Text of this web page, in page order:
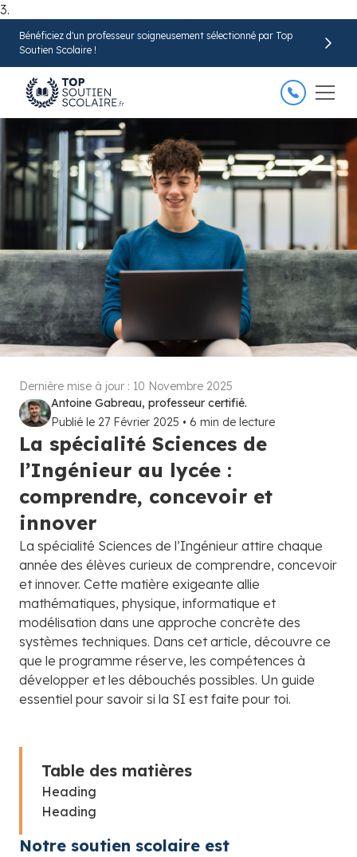
3.
Trouver mon professeur
Bénéficiez d'un professeur soigneusement sélectionné par Top
Soutien Scolaire !
Dernière mise à jour : 10 Novembre 2025
Antoine Gabreau, professeur certifié.
Publié le 27 Février 2025 • 6 min de lecture
La spécialité Sciences de
l’Ingénieur au lycée :
comprendre, concevoir et
innover
La spécialité Sciences de l’Ingénieur attire chaque
année des élèves curieux de comprendre, concevoir
et innover. Cette matière exigeante allie
mathématiques, physique, informatique et
modélisation dans une approche concrète des
systèmes techniques. Dans cet article, découvre ce
que le programme réserve, les compétences à
développer et les débouchés possibles. Un guide
essentiel pour savoir si la SI est faite pour toi.
Table des matières
Heading
Heading
Notre soutien scolaire est